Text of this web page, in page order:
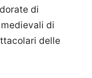
di
di
delle